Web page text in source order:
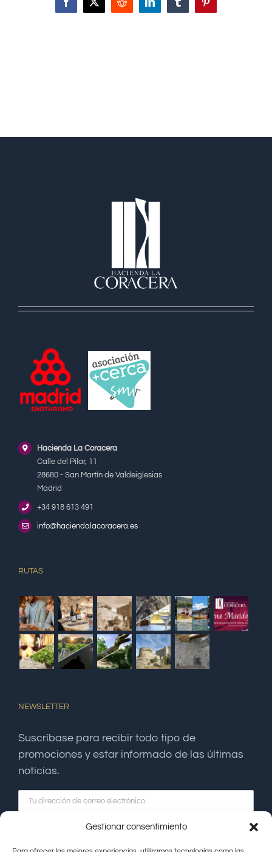
Gestionar consentimiento
Facebook
X Reddit LinkedInTumblrPinterest
Hacienda La Coracera
Calle del Pilar, 11
28680 - San Martín de Valdeiglesias
Madrid
+34 918 613 491
info@haciendalacoracera.es
RUTAS
NEWSLETTER
Suscríbase para recibir todo tipo de
promociones y estar informado de las últimas
noticias.